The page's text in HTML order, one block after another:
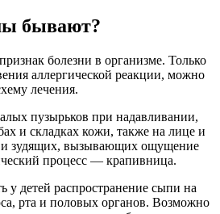
бывают?
болезни в организме. Только
аллергической реакции, можно
лечения.
пузырьков при надавливании,
и складках кожи, также на лице и
и зудящих, вызывающих ощущение
процесс — крапивница.
у детей распространение сыпи на
рта и половых органов. Возможно